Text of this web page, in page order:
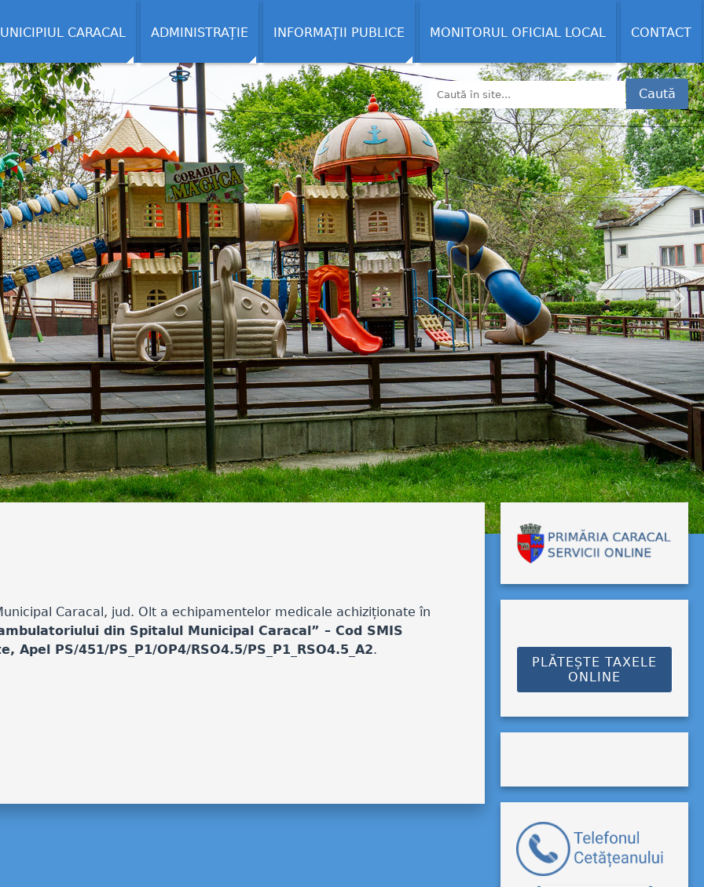
CARACAL ADMINISTRAȚIE INFORMAȚII PUBLICE MONITORUL OFICIAL LOCAL CONTACT
Caută
Caracal, jud. Olt a echipamentelor medicale achiziționate în
din Spitalul Municipal Caracal” – Cod SMIS
PS/451/PS_P1/OP4/RSO4.5/PS_P1_RSO4.5_A2.
PLĂTEȘTE TAXELE
ONLINE